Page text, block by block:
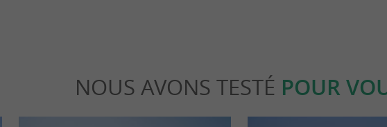
NOUS AVONS TESTÉ POUR